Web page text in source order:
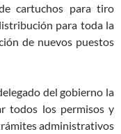
cartuchos para tiro
para toda la
de nuevos puestos
del gobierno la
todos los permisos y
administrativos